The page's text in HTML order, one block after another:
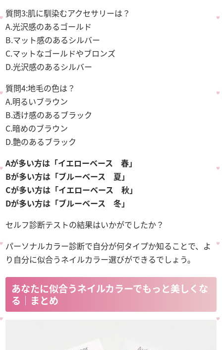
質問3:肌に馴染むアクセサリーは？
A.光沢感のあるゴールド
B.マット感のあるシルバー
C.マットなゴールドやブロンズ
D.光沢感のあるシルバー
質問4:地毛の色は？
A.明るいブラウン
B.透け感のあるブラック
C.暗めのブラウン
D.艶のあるブラック
Aが多い方は「イエローベース 春」
Bが多い方は「ブルーベース 夏」
Cが多い方は「イエローベース 秋」
Dが多い方は「ブルーベース 冬」
セルフ診断テストの結果はいかがでしたか？
パーソナルカラー診断で自分が何タイプか知ることで、よ
り自分に似合うネイルカラー選びができるでしょう。
あなたに似合うネイルカラーでもっと美しくな
る｜まとめ